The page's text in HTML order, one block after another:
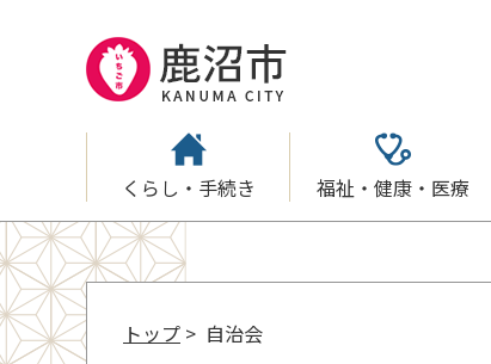
くらし・手続き 福祉・健康・医療
トップ > 自治会